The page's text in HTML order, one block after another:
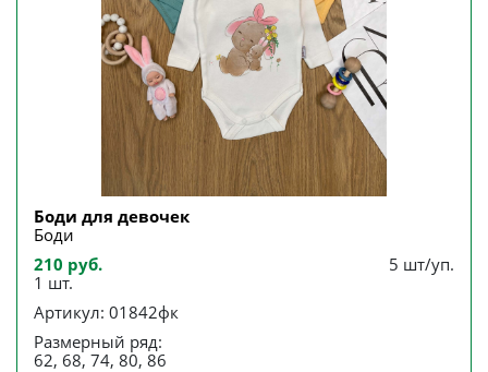
Боди для девочек
Боди
210 руб.
1 шт.
5 шт/уп.
Артикул: 01842фк
Размерный ряд:
62, 68, 74, 80, 86